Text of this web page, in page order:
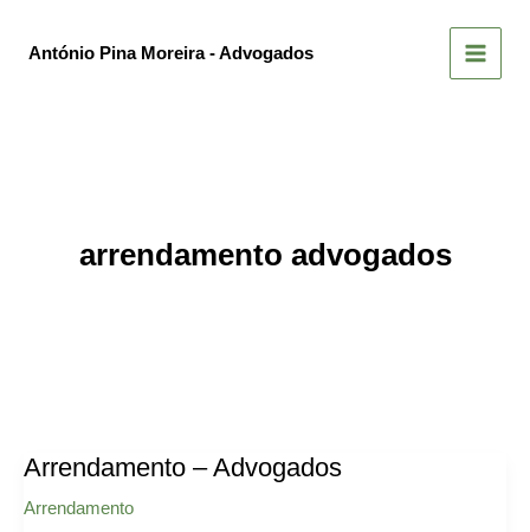
António Pina Moreira - Advogados
arrendamento advogados
Arrendamento – Advogados
Arrendamento